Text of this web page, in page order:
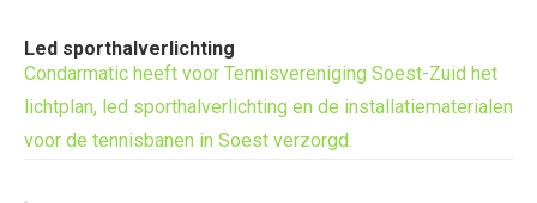
Led sporthalverlichting
Condarmatic heeft voor Tennisvereniging Soest-Zuid het
lichtplan, led sporthalverlichting en de installatiematerialen
voor de tennisbanen in Soest verzorgd.